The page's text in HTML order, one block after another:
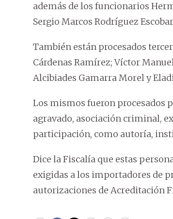
además de los funcionarios
Sergio Marcos Rodríguez
También están procesados
Cárdenas Ramírez; Víctor
Alcibiades Gamarra Morel y
Los mismos fueron procesados
agravado, asociación criminal,
participación, como autoría,
Dice la Fiscalía que estas
exigidas a los importadores de
autorizaciones de Acreditación